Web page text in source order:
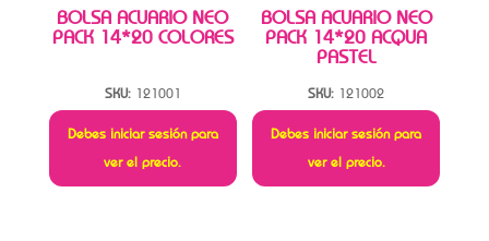
BOLSA ACUARIO NEO
PACK 14*20 COLORES
SKU: 121001
Debes iniciar sesión para
ver el precio.
BOLSA ACUARIO NEO
PACK 14*20 ACQUA
PASTEL
SKU: 121002
Debes iniciar sesión para
ver el precio.